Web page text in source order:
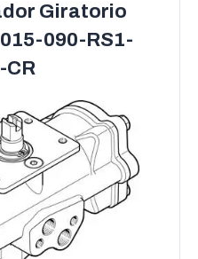
Giratorio
090-RS1-
CR